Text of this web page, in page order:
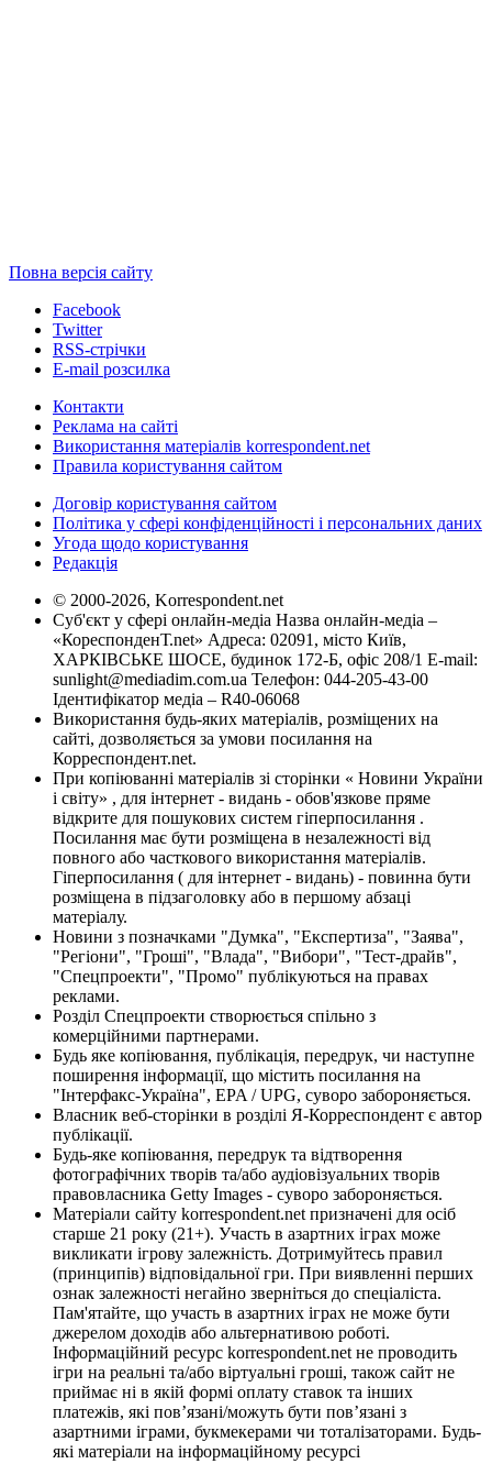
Повна версія сайту
Facebook
Twitter
RSS-стрічки
E-mail розсилка
Контакти
Реклама на сайті
Використання матеріалів korrespondent.net
Правила користування сайтом
Договір користування сайтом
Політика у сфері конфіденційності і персональних даних
Угода щодо користування
Редакція
© 2000-2026, Korrespondent.net
Суб'єкт у сфері онлайн-медіа Назва онлайн-медіа –
«КореспонденТ.net» Адреса: 02091, місто Київ,
ХАРКІВСЬКЕ ШОСЕ, будинок 172-Б, офіс 208/1 E-mail:
sunlight@mediadim.com.ua Телефон: 044-205-43-00
Ідентифікатор медіа – R40-06068
Використання будь-яких матеріалів, розміщених на
сайті, дозволяється за умови посилання на
Корреспондент.net.
При копіюванні матеріалів зі сторінки « Новини України
і світу» , для інтернет - видань - обов'язкове пряме
відкрите для пошукових систем гіперпосилання .
Посилання має бути розміщена в незалежності від
повного або часткового використання матеріалів.
Гіперпосилання ( для інтернет - видань) - повинна бути
розміщена в підзаголовку або в першому абзаці
матеріалу.
Новини з позначками "Думка", "Експертиза", "Заява",
"Регіони", "Гроші", "Влада", "Вибори", "Тест-драйв",
"Спецпроекти", "Промо" публікуються на правах
реклами.
Розділ Спецпроекти створюється спільно з
комерційними партнерами.
Будь яке копіювання, публікація, передрук, чи наступне
поширення інформації, що містить посилання на
"Інтерфакс-Україна", EPA / UPG, суворо забороняється.
Власник веб-сторінки в розділі Я-Корреспондент є автор
публікації.
Будь-яке копіювання, передрук та відтворення
фотографічних творів та/або аудіовізуальних творів
правовласника Getty Images - суворо забороняється.
Матеріали сайту korrespondent.net призначені для осіб
старше 21 року (21+). Участь в азартних іграх може
викликати ігрову залежність. Дотримуйтесь правил
(принципів) відповідальної гри. При виявленні перших
ознак залежності негайно зверніться до спеціаліста.
Пам'ятайте, що участь в азартних іграх не може бути
джерелом доходів або альтернативою роботі.
Інформаційний ресурс korrespondent.net не проводить
ігри на реальні та/або віртуальні гроші, також сайт не
приймає ні в якій формі оплату ставок та інших
платежів, які пов’язані/можуть бути пов’язані з
азартними іграми, букмекерами чи тоталізаторами. Будь-
які матеріали на інформаційному ресурсі